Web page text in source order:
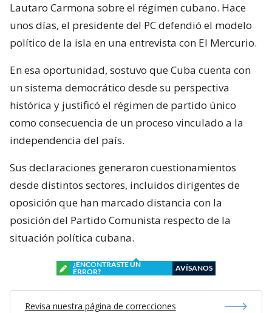
Lautaro Carmona sobre el régimen cubano. Hace
unos días, el presidente del PC defendió el modelo
político de la isla en una entrevista con El Mercurio.
En esa oportunidad, sostuvo que Cuba cuenta con
un sistema democrático desde su perspectiva
histórica y justificó el régimen de partido único
como consecuencia de un proceso vinculado a la
independencia del país.
Sus declaraciones generaron cuestionamientos
desde distintos sectores, incluidos dirigentes de
oposición que han marcado distancia con la
posición del Partido Comunista respecto de la
situación política cubana.
¿ENCONTRASTE UN
ERROR?
AVÍSANOS
Revisa nuestra página de correcciones